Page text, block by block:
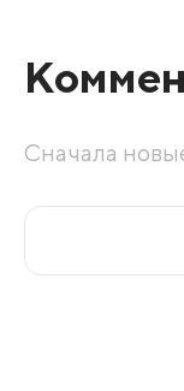
Сначала